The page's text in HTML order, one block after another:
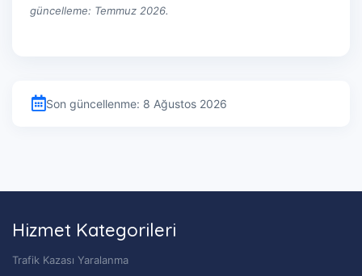
güncelleme: Temmuz 2026.
Son güncellenme: 8 Ağustos 2026
Hizmet Kategorileri
Trafik Kazası Yaralanma